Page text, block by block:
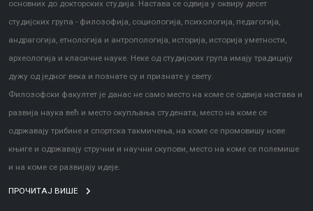
основних до докторских студија. Настава се одвија у оквиру десет
студијских група - филозофија, социологија, психологија, педагогија,
андрагогија, етнологија и антропологија, историја, историја уметности,
археологија и класичне науке. Неке од студијских група имају традицију
дужу од једног века и познате су и признате у свету.
Филозофски факултет је данас не само место на коме се одвија настава и
развија наука већ и место окупљања студената, место на коме се
одржавају трибине и спортска такмичења, на коме се промовишу нове
књиге и одржавају стручни и научни скупови, место на коме се полемише
и на коме се развијају идеје.
ПРОЧИТАЈ ВИШЕ